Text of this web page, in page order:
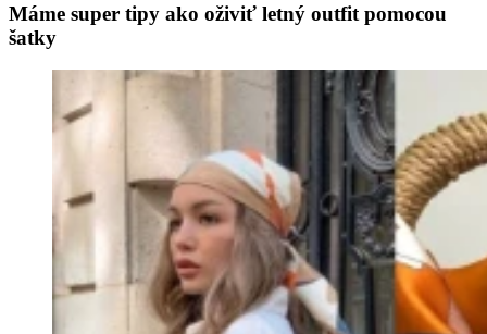
Máme super tipy ako oživiť letný outfit pomocou
šatky